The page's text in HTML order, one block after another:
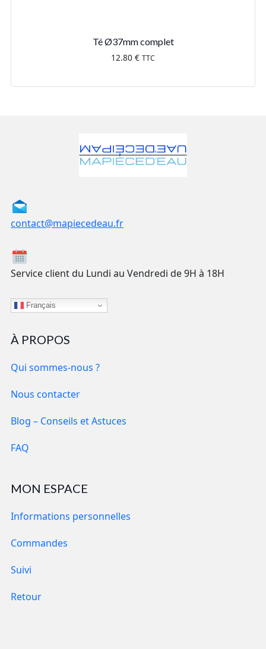
Té Ø37mm complet
12.80 € TTC
contact@mapiecedeau.fr
Service client du Lundi au Vendredi de 9H à 18H
Français
À PROPOS
Qui sommes-nous ?
Nous contacter
Blog – Conseils et Astuces
FAQ
MON ESPACE
Informations personnelles
Commandes
Suivi
Retour